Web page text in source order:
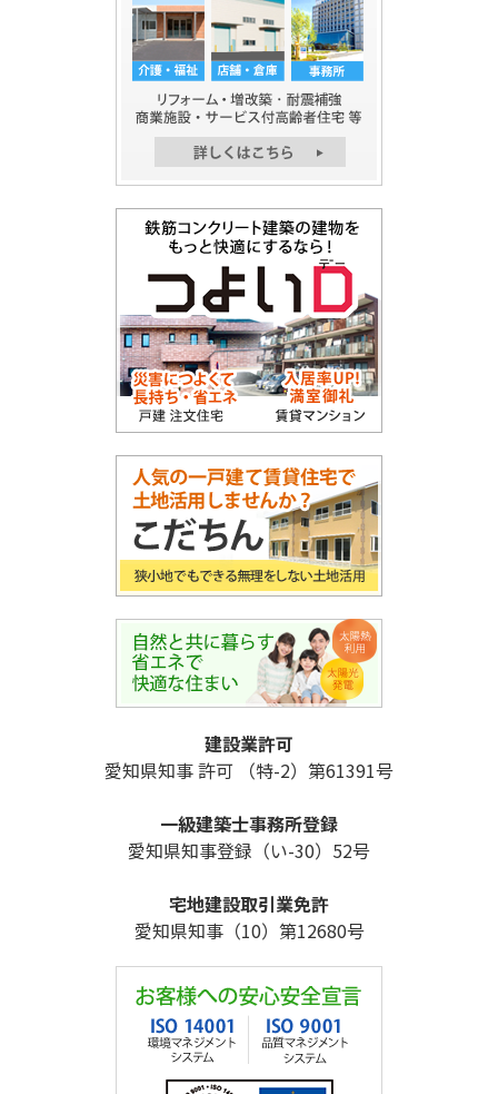
建設業許可
愛知県知事 許可 （特-2）第61391号
一級建築士事務所登録
愛知県知事登録（い-30）52号
宅地建設取引業免許
愛知県知事（10）第12680号